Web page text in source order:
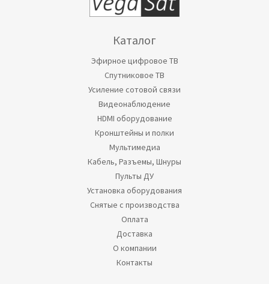
Каталог
Эфирное цифровое ТВ
Спутниковое ТВ
Усиление сотовой связи
Видеонаблюдение
HDMI оборудование
Кронштейны и полки
Мультимедиа
Кабель, Разъемы, Шнуры
Пульты ДУ
Установка оборудования
Снятые с производства
Оплата
Доставка
О компании
Контакты